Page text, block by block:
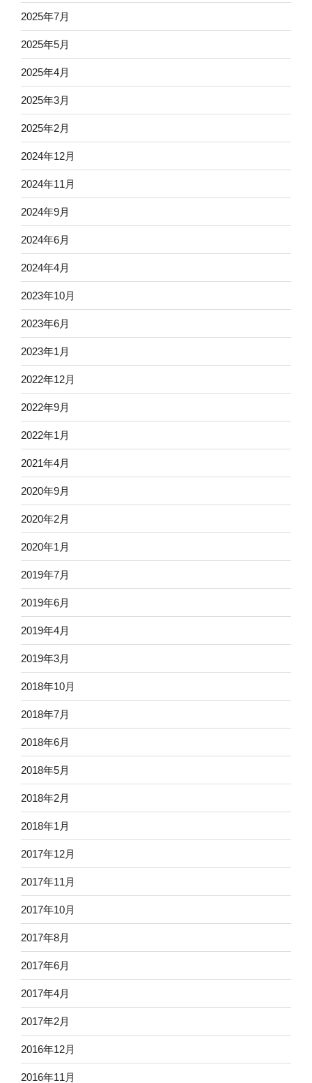
2025年7月
2025年5月
2025年4月
2025年3月
2025年2月
2024年12月
2024年11月
2024年9月
2024年6月
2024年4月
2023年10月
2023年6月
2023年1月
2022年12月
2022年9月
2022年1月
2021年4月
2020年9月
2020年2月
2020年1月
2019年7月
2019年6月
2019年4月
2019年3月
2018年10月
2018年7月
2018年6月
2018年5月
2018年2月
2018年1月
2017年12月
2017年11月
2017年10月
2017年8月
2017年6月
2017年4月
2017年2月
2016年12月
2016年11月